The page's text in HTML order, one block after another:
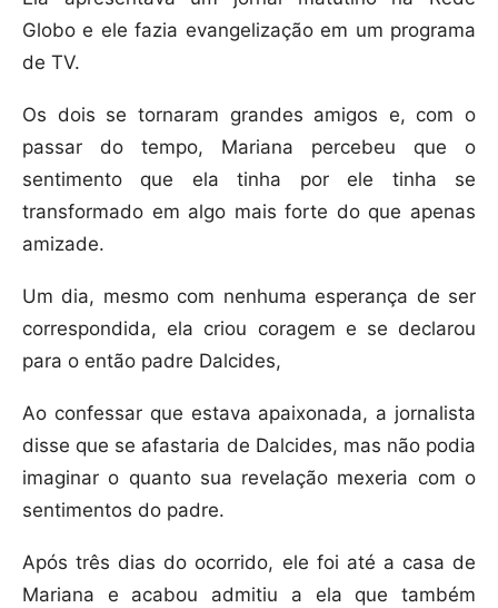
Globo e ele fazia evangelização em um programa
de TV.
Os dois se tornaram grandes amigos e, com o
passar do tempo, Mariana percebeu que o
sentimento que ela tinha por ele tinha se
transformado em algo mais forte do que apenas
amizade.
Um dia, mesmo com nenhuma esperança de ser
correspondida, ela criou coragem e se declarou
para o então padre Dalcides,
Ao confessar que estava apaixonada, a jornalista
disse que se afastaria de Dalcides, mas não podia
imaginar o quanto sua revelação mexeria com o
sentimentos do padre.
Após três dias do ocorrido, ele foi até a casa de
Mariana e acabou admitiu a ela que também